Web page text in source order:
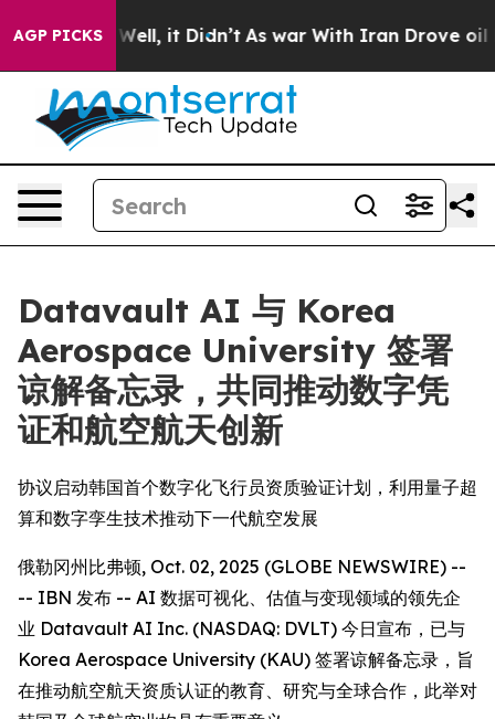
AGP PICKS
Well, it Didn’t As war With Iran Drove oil Prices
Datavault AI 与 Korea
Aerospace University 签署
谅解备忘录，共同推动数字凭
证和航空航天创新
协议启动韩国首个数字化飞行员资质验证计划，利用量子超
算和数字孪生技术推动下一代航空发展
俄勒冈州比弗顿, Oct. 02, 2025 (GLOBE NEWSWIRE) --
-- IBN 发布 -- AI 数据可视化、估值与变现领域的领先企
业 Datavault AI Inc. (NASDAQ: DVLT) 今日宣布，已与
Korea Aerospace University (KAU) 签署谅解备忘录，旨
在推动航空航天资质认证的教育、研究与全球合作，此举对